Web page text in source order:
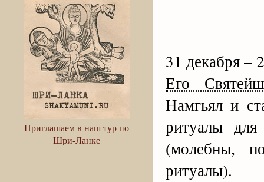
Приглашаем в наш тур по
Шри-Ланке
31 декабря –
Его
Намгьял и
ритуалы для
(молебны,
ритуалы).